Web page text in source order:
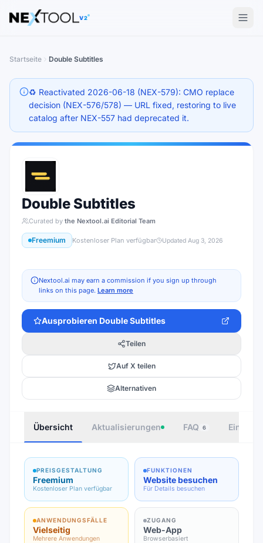
The AI tools directory — Find the Best AI Tools
V2
Startseite Double Subtitles
♻️ Reactivated 2026-06-18 (NEX-579): CMO replace
decision (NEX-576/578) — URL fixed, restoring to live
catalog after NEX-557 had deprecated it.
Double Subtitles
Curated by the Nextool.ai Editorial Team
Freemium Kostenloser Plan verfügbar Updated Aug 3, 2026
Nextool.ai may earn a commission if you sign up through
links on this page. Learn more
Ausprobieren Double Subtitles
Teilen
Auf X teilen
Alternativen
Übersicht Aktualisierungen FAQ 6
PREISGESTALTUNG
Freemium
Kostenloser Plan verfügbar
FUNKTIONEN
Website besuchen
Für Details besuchen
ANWENDUNGSFÄLLE
Vielseitig
Mehrere Anwendungen
ZUGANG
Web-App
Browserbasiert